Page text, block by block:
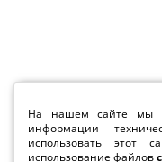
На нашем сайте мы
информации
использовать этот
использование файлов